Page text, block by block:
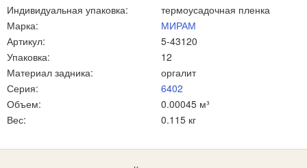
Индивидуальная упаковка:
термоусадочная пленка
Марка:
МИРАМ
Артикул:
5-43120
Упаковка:
12
Материал задника:
оргалит
Серия:
6402
Объем:
0.00045 м³
Вес:
0.115 кг